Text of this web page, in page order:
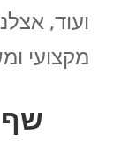
ועוד,
מקצועי
שף